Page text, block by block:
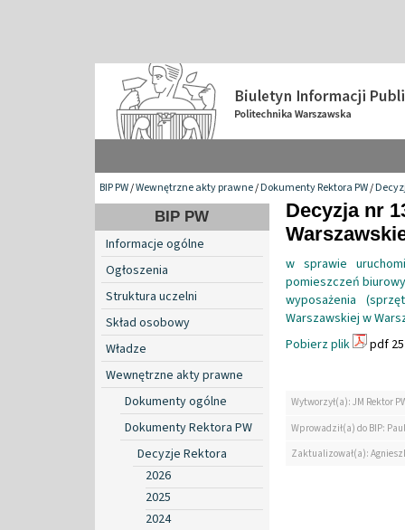
BIP PW/Wewnętrzne akty prawne/Dokumenty Rektora PW/
BIP PW
Informacje ogólne
Ogłoszenia
Struktura uczelni
Skład osobowy
Władze
Wewnętrzne akty prawne
Dokumenty ogólne
Dokumenty Rektora PW
Decyzje Rektora
2026
2025
2024
Decyzja nr
w sprawie
pomieszczeń
wyposażenia
Warszawskiej w
Pobierz plik
pdf
Wytworzył(a): JM Rektor
Wprowadził(a) do BIP:
Zaktualizował(a):